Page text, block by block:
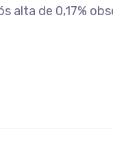
alta de 0,17%